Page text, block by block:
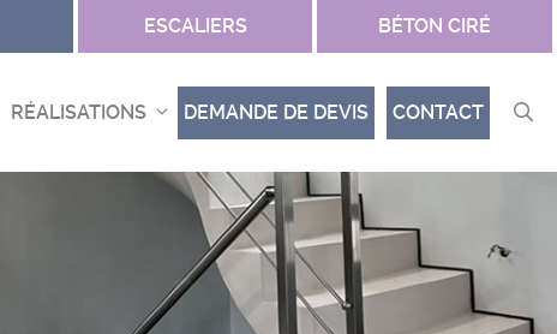
ESCALIERS BÉTON CIRÉ
RÉALISATIONS DEMANDE DE DEVIS CONTACT